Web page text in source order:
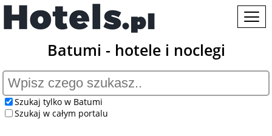
Batumi - hotele i noclegi
Szukaj tylko w Batumi
Szukaj w całym portalu